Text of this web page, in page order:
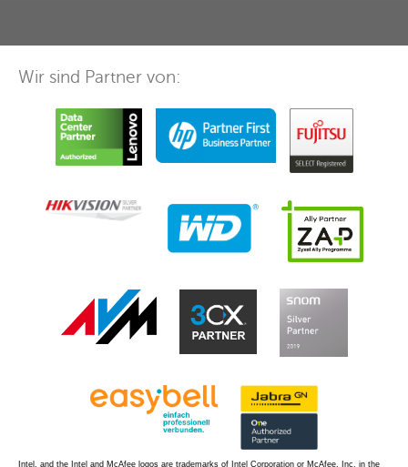
Wir sind Partner von:
Intel, and the Intel and McAfee logos are trademarks of Intel Corporation or McAfee, Inc. in the